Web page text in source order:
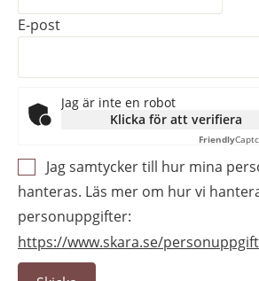
E-post
Jag är inte en robot
Klicka för att verifiera
Friendly
Jag samtycker till hur mina
hanteras. Läs mer om hur vi
personuppgifter:
https://www.skara.se/